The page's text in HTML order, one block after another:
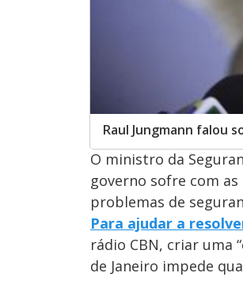
Raul Jungmann falou
O ministro da
governo sofre com
problemas de
Para ajudar a
rádio CBN, criar uma
de Janeiro impede